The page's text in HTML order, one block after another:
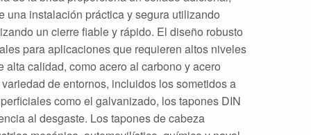
una instalación práctica y segura utilizando
un cierre fiable y rápido. El diseño robusto
para aplicaciones que requieren altos niveles
calidad, como acero al carbono y acero
de entornos, incluidos los sometidos a
como el galvanizado, los tapones DIN
al desgaste. Los tapones de cabeza